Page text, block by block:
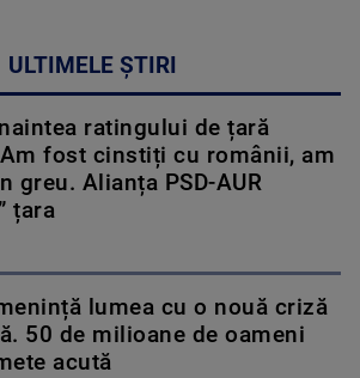
ULTIMELE ȘTIRI
ratingului de țară
Am fost cinstiți cu românii, am
greu. Alianța PSD-AUR
țara
lumea cu o nouă criză
50 de milioane de oameni
acută